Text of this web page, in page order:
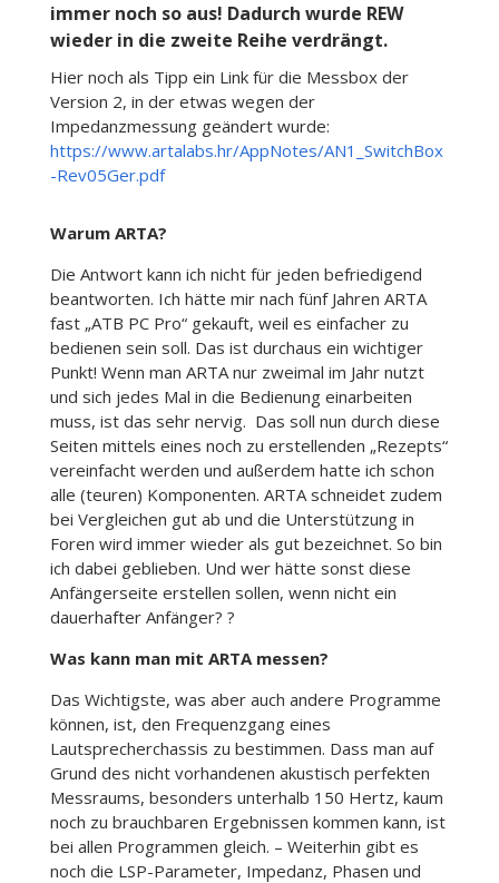
immer noch so aus! Dadurch wurde REW
wieder in die zweite Reihe verdrängt.
Hier noch als Tipp ein Link für die Messbox der
Version 2, in der etwas wegen der
Impedanzmessung geändert wurde:
https://www.artalabs.hr/AppNotes/AN1_SwitchBox
-Rev05Ger.pdf
Warum ARTA?
Die Antwort kann ich nicht für jeden befriedigend
beantworten. Ich hätte mir nach fünf Jahren ARTA
fast „ATB PC Pro“ gekauft, weil es einfacher zu
bedienen sein soll. Das ist durchaus ein wichtiger
Punkt! Wenn man ARTA nur zweimal im Jahr nutzt
und sich jedes Mal in die Bedienung einarbeiten
muss, ist das sehr nervig. Das soll nun durch diese
Seiten mittels eines noch zu erstellenden „Rezepts“
vereinfacht werden und außerdem hatte ich schon
alle (teuren) Komponenten. ARTA schneidet zudem
bei Vergleichen gut ab und die Unterstützung in
Foren wird immer wieder als gut bezeichnet. So bin
ich dabei geblieben. Und wer hätte sonst diese
Anfängerseite erstellen sollen, wenn nicht ein
dauerhafter Anfänger? ?
Was kann man mit ARTA messen?
Das Wichtigste, was aber auch andere Programme
können, ist, den Frequenzgang eines
Lautsprecherchassis zu bestimmen. Dass man auf
Grund des nicht vorhandenen akustisch perfekten
Messraums, besonders unterhalb 150 Hertz, kaum
noch zu brauchbaren Ergebnissen kommen kann, ist
bei allen Programmen gleich. – Weiterhin gibt es
noch die LSP-Parameter, Impedanz, Phasen und